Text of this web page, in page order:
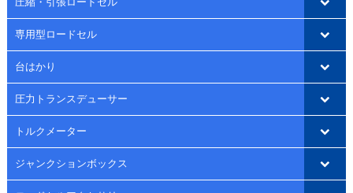
専用型ロードセル
台はかり
圧力トランスデューサー
トルクメーター
ジャンクションボックス